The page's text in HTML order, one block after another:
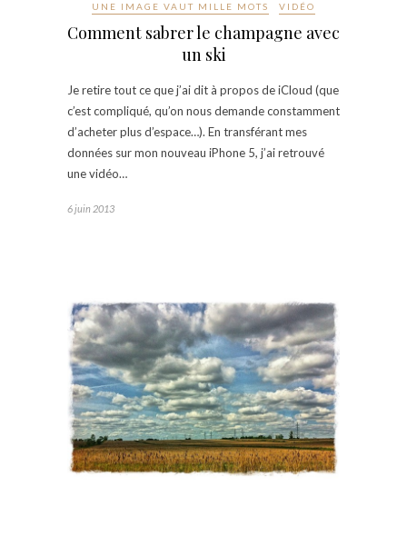
UNE IMAGE VAUT MILLE MOTS VIDÉO
Comment sabrer le champagne avec
un ski
Je retire tout ce que j’ai dit à propos de iCloud (que
c’est compliqué, qu’on nous demande constamment
d’acheter plus d’espace…). En transférant mes
données sur mon nouveau iPhone 5, j’ai retrouvé
une vidéo…
6 juin 2013